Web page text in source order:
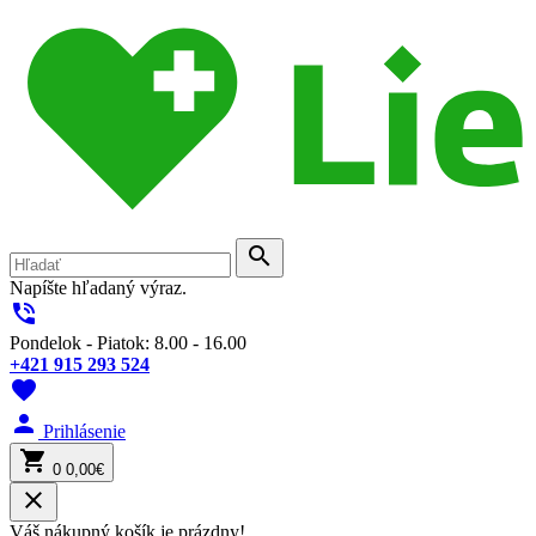
search
Napíšte hľadaný výraz.
phone_in_talk
Pondelok - Piatok: 8.00 - 16.00
+421 915 293 524
favorite
person Prihlásenie
shopping_cart 0 0,00€
close
Váš nákupný košík je prázdny!